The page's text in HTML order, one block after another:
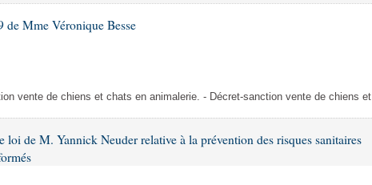
de Mme Véronique Besse
vente de chiens et chats en animalerie. - Décret-sanction vente de chiens et
loi de M. Yannick Neuder relative à la prévention des risques sanitaires